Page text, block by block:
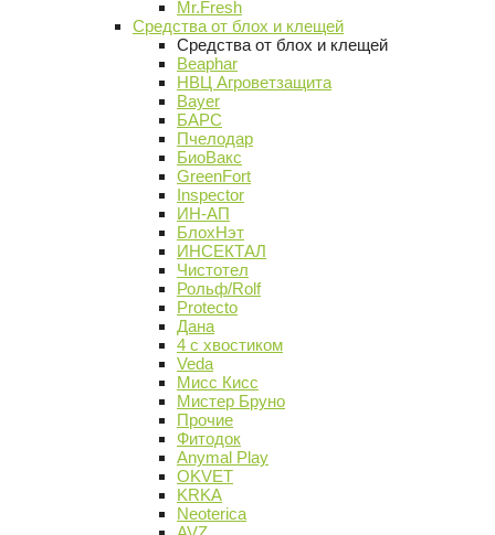
Mr.Fresh
Средства от блох и клещей
Средства от блох и клещей
Beaphar
НВЦ Агроветзащита
Bayer
БАРС
Пчелодар
БиоВакс
GreenFort
Inspector
ИН-АП
БлохНэт
ИНСЕКТАЛ
Чистотел
Рольф/Rolf
Protecto
Дана
4 с хвостиком
Veda
Мисс Кисс
Мистер Бруно
Прочие
Фитодок
Anymal Play
OKVET
KRKA
Neoterica